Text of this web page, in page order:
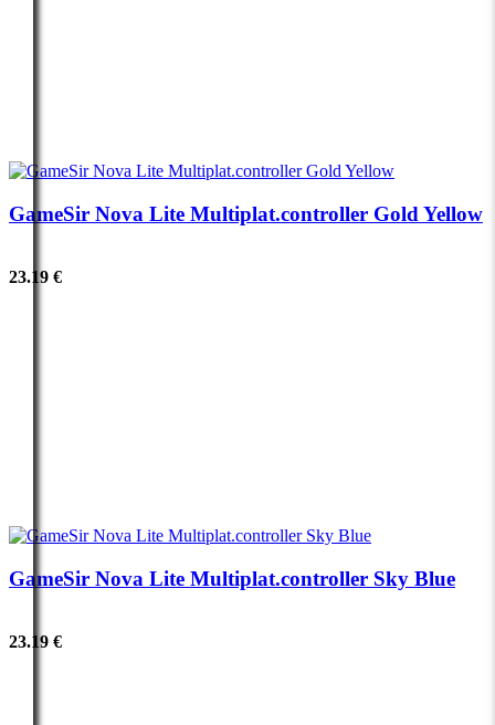
GameSir Nova Lite Multiplat.controller Gold Yellow
23.19 €
GameSir Nova Lite Multiplat.controller Sky Blue
23.19 €